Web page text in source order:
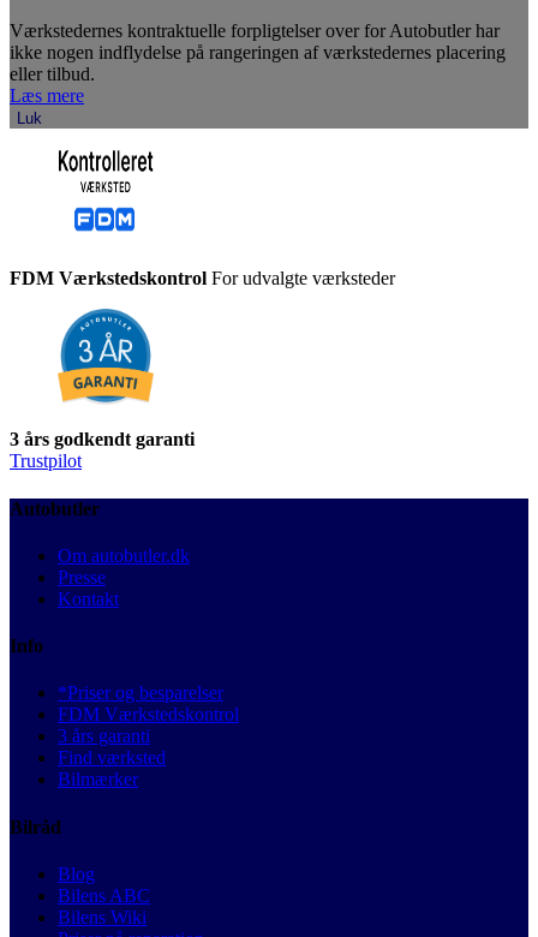
Værkstedernes kontraktuelle forpligtelser over for Autobutler har
ikke nogen indflydelse på rangeringen af værkstedernes placering
eller tilbud.
Læs mere
Luk
FDM Værkstedskontrol For udvalgte værksteder
3 års godkendt garanti
Trustpilot
Autobutler
Om autobutler.dk
Presse
Kontakt
Info
*Priser og besparelser
FDM Værkstedskontrol
3 års garanti
Find værksted
Bilmærker
Bilråd
Blog
Bilens ABC
Bilens Wiki